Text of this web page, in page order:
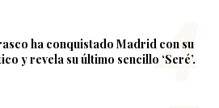
ha conquistado Madrid con su
y revela su último sencillo ‘Seré’.